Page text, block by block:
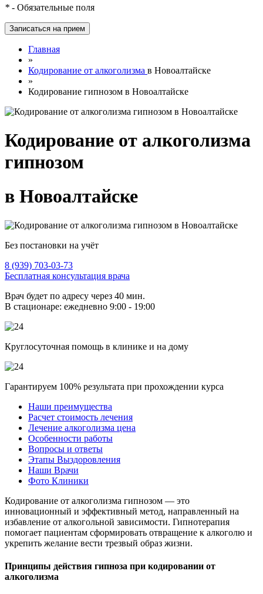
* - Обязательные поля
Главная
»
Кодирование от алкоголизма в Новоалтайске
»
Кодирование гипнозом в Новоалтайске
Кодирование от алкоголизма
гипнозом
в Новоалтайске
Без постановки на учёт
8 (939) 703-03-73
Бесплатная консультация врача
Врач будет по адресу через 40 мин.
В стационаре: ежедневно 9:00 - 19:00
Круглосуточная помощь в клинике и на дому
Гарантируем 100% результата при прохождении курса
Наши преимущества
Расчет стоимость лечения
Лечение алкоголизма цена
Особенности работы
Вопросы и ответы
Этапы Выздоровления
Наши Врачи
Фото Клиники
Кодирование от алкоголизма гипнозом — это
инновационный и эффективный метод, направленный на
избавление от алкогольной зависимости. Гипнотерапия
помогает пациентам сформировать отвращение к алкоголю и
укрепить желание вести трезвый образ жизни.
Принципы действия гипноза при кодировании от
алкоголизма